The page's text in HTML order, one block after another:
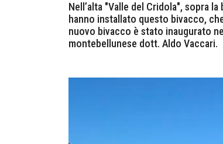
Nell’alta "Valle del Cridola", sopra
hanno installato questo bivacco,
nuovo bivacco è stato inaugurato
montebellunese dott. Aldo Vaccari.